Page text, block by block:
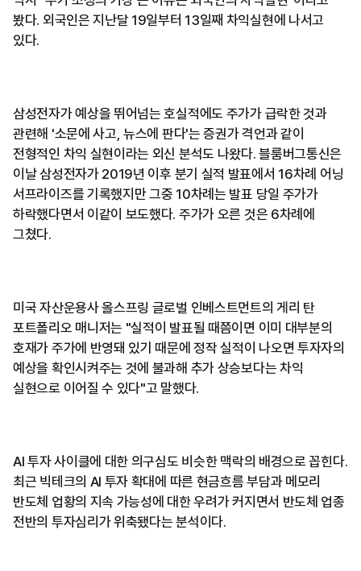
봤다. 외국인은 지난달 19일부터 13일째 차익실현에 나서고
있다.
삼성전자가 예상을 뛰어넘는 호실적에도 주가가 급락한 것과
관련해 '소문에 사고, 뉴스에 판다'는 증권가 격언과 같이
전형적인 차익 실현이라는 외신 분석도 나왔다. 블룸버그통신은
이날 삼성전자가 2019년 이후 분기 실적 발표에서 16차례 어닝
서프라이즈를 기록했지만 그중 10차례는 발표 당일 주가가
하락했다면서 이같이 보도했다. 주가가 오른 것은 6차례에
그쳤다.
미국 자산운용사 올스프링 글로벌 인베스트먼트의 게리 탄
포트폴리오 매니저는 "실적이 발표될 때쯤이면 이미 대부분의
호재가 주가에 반영돼 있기 때문에 정작 실적이 나오면 투자자의
예상을 확인시켜주는 것에 불과해 추가 상승보다는 차익
실현으로 이어질 수 있다"고 말했다.
AI 투자 사이클에 대한 의구심도 비슷한 맥락의 배경으로 꼽힌다.
최근 빅테크의 AI 투자 확대에 따른 현금흐름 부담과 메모리
반도체 업황의 지속 가능성에 대한 우려가 커지면서 반도체 업종
전반의 투자심리가 위축됐다는 분석이다.